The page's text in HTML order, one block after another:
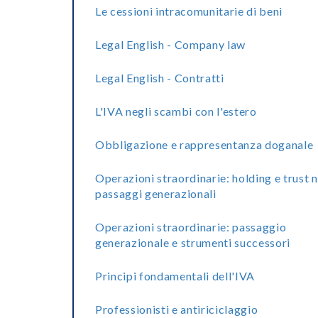
Le cessioni intracomunitarie di beni
Legal English - Company law
Legal English - Contratti
L'IVA negli scambi con l'estero
Obbligazione e rappresentanza doganale
Operazioni straordinarie: holding e trust
passaggi generazionali
Operazioni straordinarie: passaggio
generazionale e strumenti successori
Principi fondamentali dell'IVA
Professionisti e antiriciclaggio